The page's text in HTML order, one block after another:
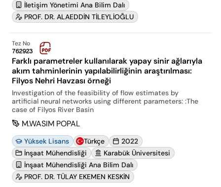
İletişim Yönetimi Ana Bilim Dalı
PROF. DR. ALAEDDİN TİLEYLİOĞLU
Tez No
762923
Farklı parametreler kullanılarak yapay sinir ağlarıyla
akım tahminlerinin yapılabilirliğinin araştırılması:
Filyos Nehri Havzası örneği
Investigation of the feasibility of flow estimates by
artificial neural networks using different parameters: :The
case of Filyos River Basin
M.WASIM POPAL
Yüksek Lisans Türkçe
2022
İnşaat Mühendisliği
Karabük Üniversitesi
İnşaat Mühendisliği Ana Bilim Dalı
PROF. DR. TÜLAY EKEMEN KESKİN